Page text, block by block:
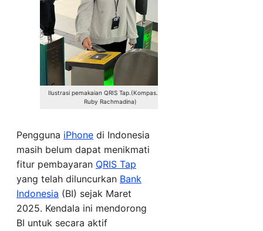
Ilustrasi pemakaian QRIS Tap.(Kompas.com/
Ruby Rachmadina)
Pengguna iPhone di Indonesia
masih belum dapat menikmati
fitur pembayaran QRIS Tap
yang telah diluncurkan Bank
Indonesia (BI) sejak Maret
2025. Kendala ini mendorong
BI untuk secara aktif